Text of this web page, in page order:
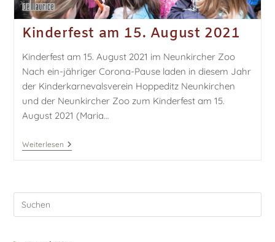
Kinderfest am 15. August 2021
Kinderfest am 15. August 2021 im Neunkircher Zoo
Nach ein-jähriger Corona-Pause laden in diesem Jahr
der Kinderkarnevalsverein Hoppeditz Neunkirchen
und der Neunkircher Zoo zum Kinderfest am 15.
August 2021 (Maria…
Weiterlesen